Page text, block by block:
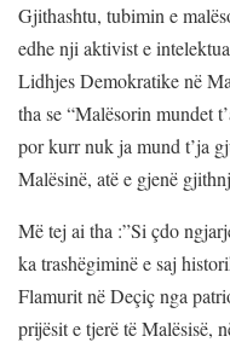
Gjithashtu, tubimin e
edhe nji aktivist e
Lidhjes Demokratike në
tha se “Malësorin mundet
por kurr nuk ja mund t’ja
Malësinë, atë e gjenë
Më tej ai tha :”Si çdo
ka trashëgiminë e saj
Flamurit në Deçiç nga
prijësit e tjerë të Malësisë,